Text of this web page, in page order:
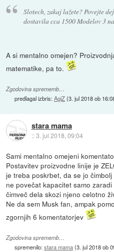
Slotech, zakaj lažete? Povejte
dostavila cca 1500 Modelov 3
A si mentalno omejen?
matematike, pa to.
Zgodovina sprememb…
predlagal izbris:AgiZ(3. jul 2018 ob
stara mama
::3. jul 2018, 09:04
Sami mentalno omejeni
Postavitev proizvodne linije je
je treba poskrbet, da se jo
ne povečat kapacitet samo
čimveč dela skozi njeno celotno
Ne da sem Musk fan, ampak
zgornjih 6 komentatorjev
Zgodovina sprememb…
spremenilo:stara mama(3. jul 2018 ob